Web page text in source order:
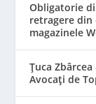
Obligatorie
retragere din
magazinele
Țuca
Avocați de